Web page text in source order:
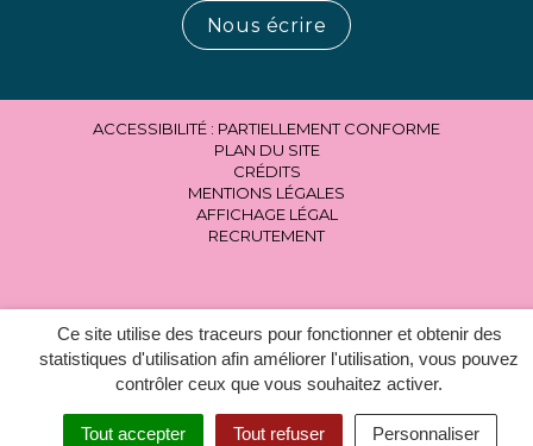
Ce site utilise des traceurs pour fonctionner et obtenir des
statistiques d'utilisation afin améliorer l'utilisation, vous pouvez
contrôler ceux que vous souhaitez activer.
Tout accepter Tout refuser Personnaliser
Nous écrire
ACCESSIBILITÉ : PARTIELLEMENT CONFORME
PLAN DU SITE
CRÉDITS
MENTIONS LÉGALES
AFFICHAGE LÉGAL
RECRUTEMENT